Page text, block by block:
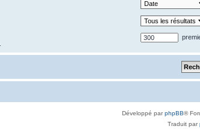
Développé parphpBB®
Traduit par